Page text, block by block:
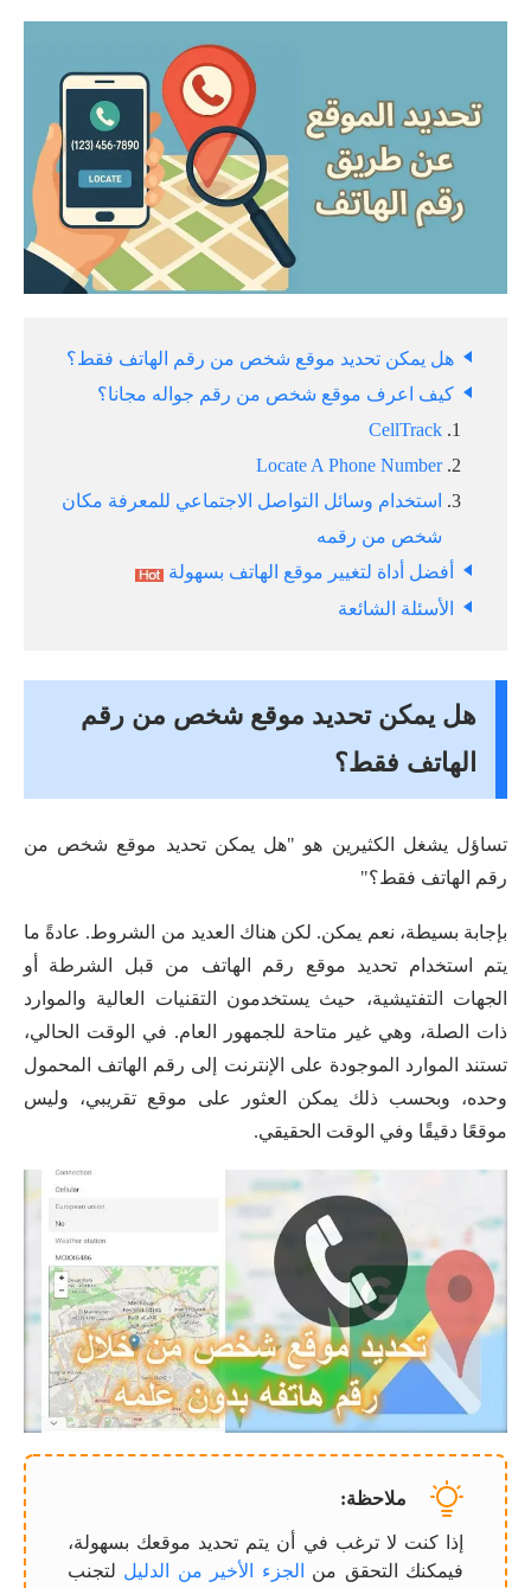
هل يمكن تحديد موقع شخص من رقم الهاتف فقط؟
كيف اعرف موقع شخص من رقم جواله مجانا؟
CellTrack
Locate A Phone Number
استخدام وسائل التواصل الاجتماعي للمعرفة مكان
شخص من رقمه
أفضل أداة لتغيير موقع الهاتف بسهولة
الأسئلة الشائعة
هل يمكن تحديد موقع شخص من رقم
الهاتف فقط؟
تساؤل يشغل الكثيرين هو "هل يمكن تحديد موقع شخص من
رقم الهاتف فقط؟"
بإجابة بسيطة، نعم يمكن. لكن هناك العديد من الشروط. عادةً ما
يتم استخدام تحديد موقع رقم الهاتف من قبل الشرطة أو
الجهات التفتيشية، حيث يستخدمون التقنيات العالية والموارد
ذات الصلة، وهي غير متاحة للجمهور العام. في الوقت الحالي،
تستند الموارد الموجودة على الإنترنت إلى رقم الهاتف المحمول
وحده، وبحسب ذلك يمكن العثور على موقع تقريبي، وليس
موقعًا دقيقًا وفي الوقت الحقيقي.
ملاحظة:
إذا كنت لا ترغب في أن يتم تحديد موقعك بسهولة،
فيمكنك التحقق من
الجزء الأخير من الدليل لتجنب